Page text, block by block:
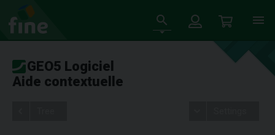
GEO5 Logiciel
Aide contextuelle